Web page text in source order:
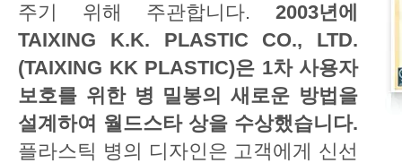
주기 위해 주관합니다. 2003년에
TAIXING K.K. PLASTIC CO., LTD.
(TAIXING KK PLASTIC)은 1차 사용자
보호를 위한 병 밀봉의 새로운 방법을
설계하여 월드스타 상을 수상했습니다.
플라스틱 병의 디자인은 고객에게 신선